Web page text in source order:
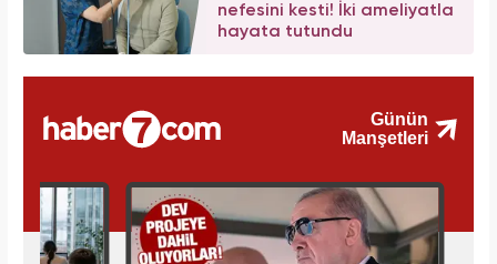
nefesini kesti! İki ameliyatla
hayata tutundu